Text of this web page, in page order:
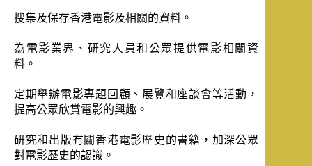
搜集及保存香港電影及相關的資料。
為電影業界、研究人員和公眾提供電影相關資
料。
定期舉辦電影專題回顧、展覽和座談會等活動，
提高公眾欣賞電影的興趣。
研究和出版有關香港電影歷史的書籍，加深公眾
對電影歷史的認識。